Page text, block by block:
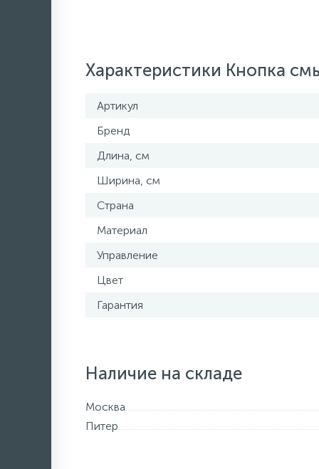
Характеристики Кнопка
Артикул
Бренд
Длина, см
Ширина, см
Страна
Материал
Управление
Цвет
Гарантия
Наличие на складе
Москва
Питер